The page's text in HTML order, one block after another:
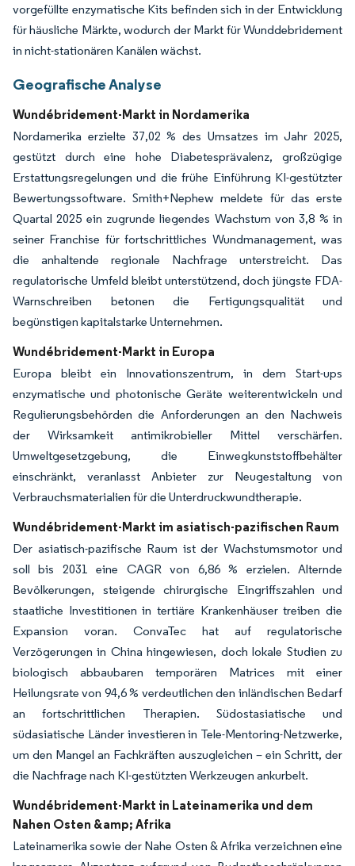
vorgefüllte enzymatische Kits befinden sich in der Entwicklung
für häusliche Märkte, wodurch der Markt für Wunddebridement
in nicht-stationären Kanälen wächst.
Geografische Analyse
Wundébridement-Markt in Nordamerika
Nordamerika erzielte 37,02 % des Umsatzes im Jahr 2025,
gestützt durch eine hohe Diabetesprävalenz, großzügige
Erstattungsregelungen und die frühe Einführung KI-gestützter
Bewertungssoftware. Smith+Nephew meldete für das erste
Quartal 2025 ein zugrunde liegendes Wachstum von 3,8 % in
seiner Franchise für fortschrittliches Wundmanagement, was
die anhaltende regionale Nachfrage unterstreicht. Das
regulatorische Umfeld bleibt unterstützend, doch jüngste FDA-
Warnschreiben betonen die Fertigungsqualität und
begünstigen kapitalstarke Unternehmen.
Wundébridement-Markt in Europa
Europa bleibt ein Innovationszentrum, in dem Start-ups
enzymatische und photonische Geräte weiterentwickeln und
Regulierungsbehörden die Anforderungen an den Nachweis
der Wirksamkeit antimikrobieller Mittel verschärfen.
Umweltgesetzgebung, die Einwegkunststoffbehälter
einschränkt, veranlasst Anbieter zur Neugestaltung von
Verbrauchsmaterialien für die Unterdruckwundtherapie.
Wundébridement-Markt im asiatisch-pazifischen Raum
Der asiatisch-pazifische Raum ist der Wachstumsmotor und
soll bis 2031 eine CAGR von 6,86 % erzielen. Alternde
Bevölkerungen, steigende chirurgische Eingriffszahlen und
staatliche Investitionen in tertiäre Krankenhäuser treiben die
Expansion voran. ConvaTec hat auf regulatorische
Verzögerungen in China hingewiesen, doch lokale Studien zu
biologisch abbaubaren temporären Matrices mit einer
Heilungsrate von 94,6 % verdeutlichen den inländischen Bedarf
an fortschrittlichen Therapien. Südostasiatische und
südasiatische Länder investieren in Tele-Mentoring-Netzwerke,
um den Mangel an Fachkräften auszugleichen – ein Schritt, der
die Nachfrage nach KI-gestützten Werkzeugen ankurbelt.
Wundébridement-Markt in Lateinamerika und dem
Nahen Osten &amp; Afrika
Lateinamerika sowie der Nahe Osten & Afrika verzeichnen eine